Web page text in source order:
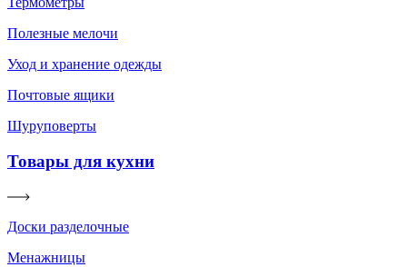
Полезные мелочи
Уход и хранение одежды
Почтовые ящики
Шуруповерты
Товары для кухни
Доски разделочные
Менажницы